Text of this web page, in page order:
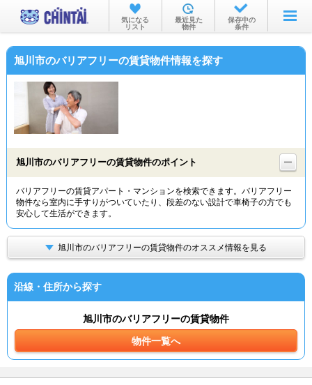
お部屋を探す
沿線・駅から
物件特集から
TOP
気になる
リスト
最近見た
物件
保存中の
条件
旭川市のバリアフリーの賃貸物件情報を探す
旭川市のバリアフリーの賃貸物件のポイント
バリアフリーの賃貸アパート・マンションを検索できます。バリアフリー
物件なら室内に手すりがついていたり、段差のない設計で車椅子の方でも
安心して生活ができます。
旭川市のバリアフリーの賃貸物件のオススメ情報を見る
沿線・住所から探す
旭川市のバリアフリーの賃貸物件
物件一覧へ